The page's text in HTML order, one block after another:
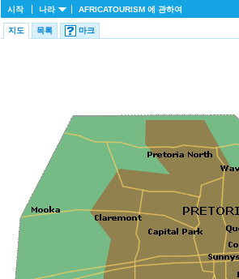
시작 나라 AFRICATOURISM 에 관하여
지도 목록 마크